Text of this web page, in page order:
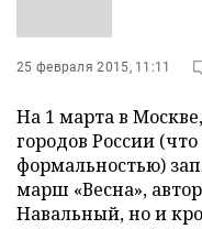
25 февраля 2015, 11:11
На 1 марта в
городов России
формальностью)
марш «Весна»,
Навальный, но и